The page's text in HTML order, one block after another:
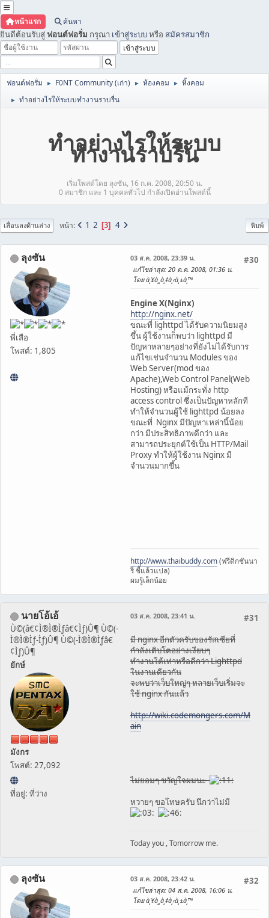
หน้าแรก ค้นหา
ยินดีต้อนรับสู่ ฟอนต์ฟอรั่ม กรุณา เข้าสู่ระบบหรือ สมัครสมาชิก
ฟอนต์ฟอรั่ม ► F0NT Community (เก่า) ► ห้องคอม ► หิ้งคอม
► ทำอย่างไรให้ระบบทำงานราบรื่น
ทำอย่างไรให้ระบบ
ทำงานราบรื่น
เริ่มโพสต์โดย ลุงซัน, 16 ก.ค. 2008, 20:50 น.
0 สมาชิก และ 1 บุคคลทั่วไป กำลังเปิดอ่านโพสต์นี้
พิมพ์
เลื่อนลงด้านล่าง หน้า 1 2 3 4
ลุงซัน
พี่เสือ
โพสต์: 1,805
#30
03 ส.ค. 2008, 23:39 น.
แก้ไขล่าสุด: 20 ต.ค. 2008, 01:36 น.
โดย à¸¥à¸¸à¸‡à¸‹à¸±à¸™
Engine X(Nginx)
http://nginx.net/
ขณะที่ lighttpd ได้รับความนิยมสูง
ขึ้น ผู้ใช้งานก็พบว่า lighttpd มี
ปัญหาหลายๆอย่างที่ยังไม่ได้รับการ
แก้ไขเช่นจำนวน Modules ของ
Web Server(mod ของ
Apache),Web Control Panel(Web
Hosting) หรือแม้กระทั่ง http
access control ซึ่งเป็นปัญหาหลักที
ทำให้จำนวนผู้ใช้ lighttpd น้อยลง
ขณะที่ Nginx มีปัญหาเหล่านี้น้อย
กว่า มีประสิทธิภาพดีกว่า และ
สามารถประยุกต์ใช้เป็น HTTP/Mail
Proxy ทำให้ผู้ใช้งาน Nginx มี
จำนวนมากขึ้น
http://www.thaibuddy.com(ฟรีดิกชันนา
รี่ ชี้แล้วแปล)
ผมรู้เล็กน้อย
นายโอ้เอ้
Ù©(â€¢Ì®Ì®Ìƒâ€¢Ìƒ)Û¶ Ù©(-
Ì®Ì®Ìƒ-Ìƒ)Û¶ Ù©(-Ì®Ì®Ìƒâ€
¢Ìƒ)Û¶
ยักษ์
มังกร
โพสต์: 27,092
ที่อยู่: ที่ว่าง
#31
03 ส.ค. 2008, 23:41 น.
มี nginx อีกตัวครับของรัสเซียที่
กำลังเติบโตอย่างเงียบๆ
ทำงานใต้เท่าหรือดีกว่า Lighttpd
ในงานเดียวกัน
จะพบว่าเว็บใหญ่ๆ หลายเว็บเริ่มจะ
ใช้ nginx กันแล้ว
http://wiki.codemongers.com/M
ain
ไม่ยอมๆ ขวัญใจผมนะ
หวายๆ ขอโทษครับ นึกว่าไม่มี
Today you , Tomorrow me.
ลุงซัน #32
03 ส.ค. 2008, 23:42 น.
แก้ไขล่าสุด: 04 ส.ค. 2008, 16:06 น.
โดย à¸¥à¸¸à¸‡à¸‹à¸±à¸™